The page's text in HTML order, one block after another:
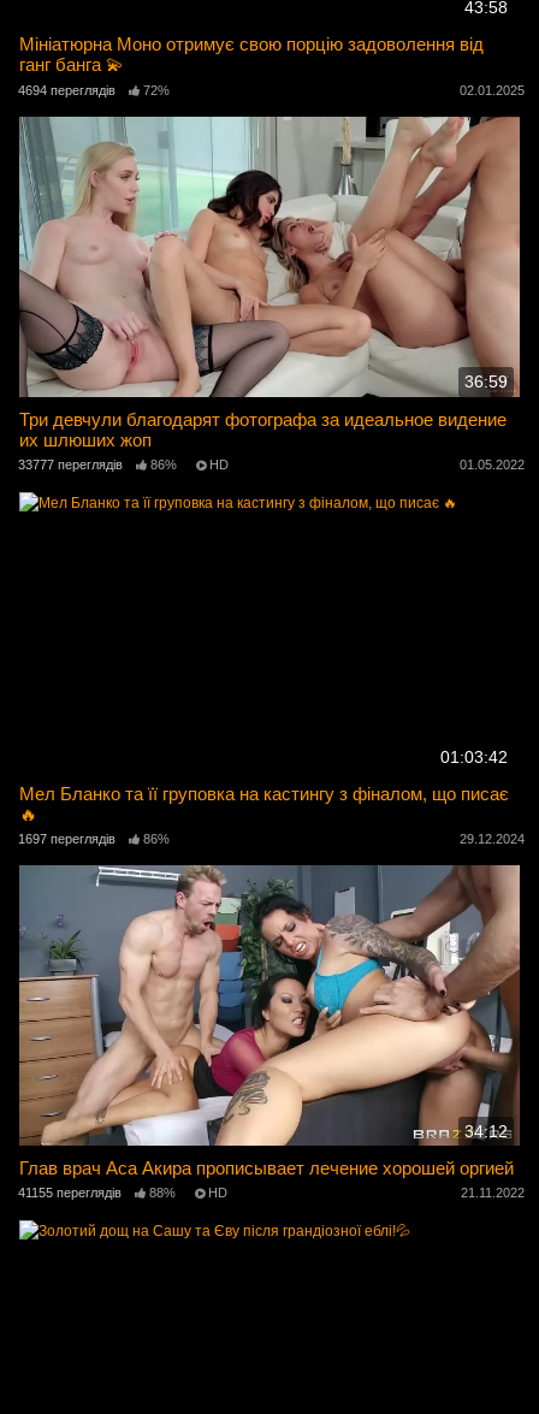
43:58
Мініатюрна Моно отримує свою порцію задоволення від
ганг банга 💫
4694 переглядів 72% 02.01.2025
36:59
Три девчули благодарят фотографа за идеальное видение
их шлюших жоп
33777 переглядів 86% HD 01.05.2022
01:03:42
Мел Бланко та її груповка на кастингу з фіналом, що писає
🔥
1697 переглядів 86% 29.12.2024
34:12
Глав врач Аса Акира прописывает лечение хорошей оргией
41155 переглядів 88% HD 21.11.2022